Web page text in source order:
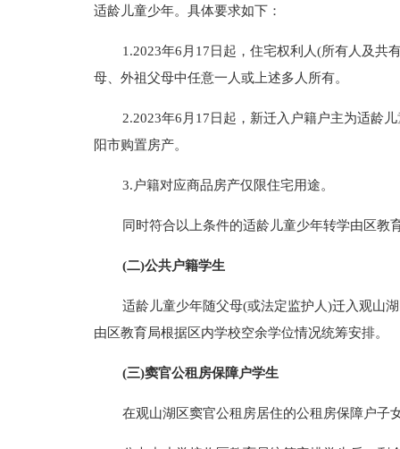
适龄儿童少年。具体要求如下：
1.2023年6月17日起，住宅权利人(所有人及共
母、外祖父母中任意一人或上述多人所有。
2.2023年6月17日起，新迁入户籍户主为适龄
阳市购置房产。
3.户籍对应商品房产仅限住宅用途。
同时符合以上条件的适龄儿童少年转学由区教
(二)公共户籍学生
适龄儿童少年随父母(或法定监护人)迁入观山
由区教育局根据区内学校空余学位情况统筹安排。
(三)窦官公租房保障户学生
在观山湖区窦官公租房居住的公租房保障户子